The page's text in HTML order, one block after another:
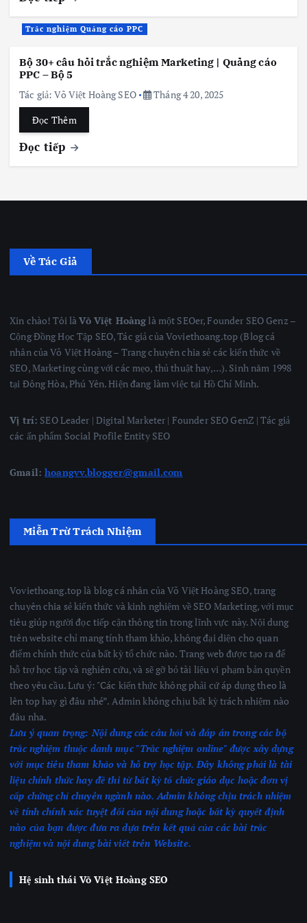
Trắc nghiệm Quảng cáo PPC
Bộ 30+ câu hỏi trắc nghiệm Marketing | Quảng cáo
PPC – Bộ 5
Tác giả:Võ Việt Hoàng SEO
Tháng 4 20, 2025
Đọc Thêm
Đọc tiếp
Về Tác Giả
Xin chào! Tôi làVõ Việt Hoànglà một SEOer, Founder SEO Genz –
Cộng Đồng Học Tập SEO, Tác giả của Voviethoang.top (Blog cá
nhân của Võ Việt Hoàng – Trang chuyên chia sẻ các kiến thức về
SEO, Marketing cùng với các mẹo, thủ thuật hay,…). Sinh năm 1998
tại Đông Hòa, Phú Yên. Hiện đang làm việc tại Hồ Chí Minh.
Vị trí: SEO Leader | Digital Marketer | Founder SEO GenZ | Tác giả
các ấn phẩm Social Profile Entity SEO
Gmail:hoangvv.blogger@gmail.com
Miễn Trừ Trách Nhiệm
Voviethoang.top là blog cá nhân của Võ Việt Hoàng SEO, trang
chuyên chia sẻ kiến thức và kinh nghiệm về SEO Marketing, với mục
tiêu giúp người đọc tiếp cận thông tin trong lĩnh vực này. Nội dung
trên website chỉ mang tính tham khảo, không đại diện cho quan
điểm chính thức của bất kỳ tổ chức nào. Trang web được tạo ra để
hỗ trợ học tập và nghiên cứu, và sẽ gỡ bỏ tài liệu vi phạm bản quyền
theo yêu cầu. Lưu ý: "Các kiến thức không phải cứ áp dụng theo là
lên top hay gì đâu nhé”. Admin không chịu bất kỳ trách nhiệm nào
đâu nha.
Lưu ý quan trọng: Nội dung các câu hỏi và đáp án trong các bộ
trắc nghiệm thuộc danh mục "Trắc nghiệm online" được xây dựng
với mục tiêu tham khảo và hỗ trợ học tập. Đây không phải là tài
liệu chính thức hay đề thi từ bất kỳ tổ chức giáo dục hoặc đơn vị
cấp chứng chỉ chuyên ngành nào. Admin không chịu trách nhiệm
về tính chính xác tuyệt đối của nội dung hoặc bất kỳ quyết định
nào của bạn được đưa ra dựa trên kết quả của các bài trắc
nghiệmvà nội dung bài viết trên Website.
Hệ sinh thái Võ Việt Hoàng SEO